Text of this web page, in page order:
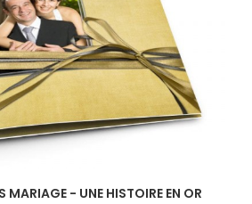
MARIAGE - UNE HISTOIRE EN OR